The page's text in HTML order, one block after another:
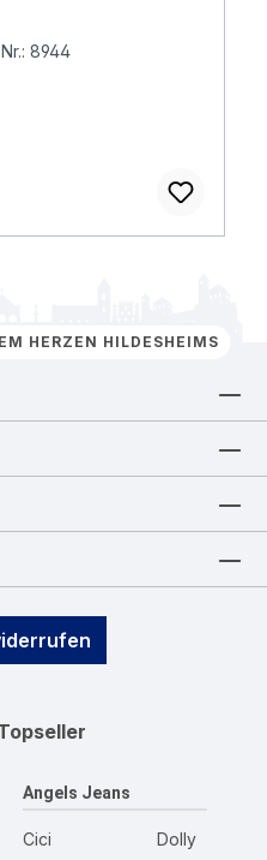
8944
HERZEN HILDESHEIMS
Angels Jeans
Cici
Dolly